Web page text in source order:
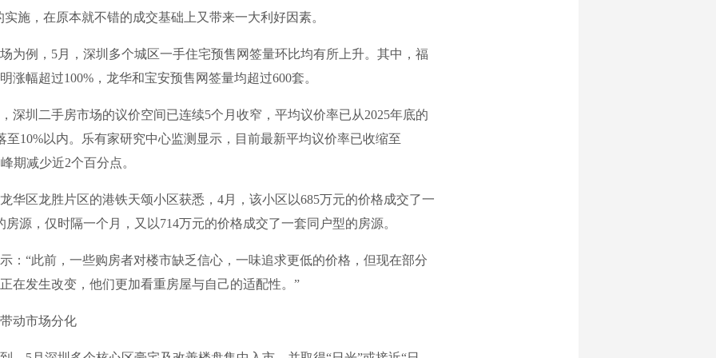
实施，在原本就不错的成交基础上又带来一大利好因素。
，5月，深圳多个城区一手住宅预售网签量环比均有所上升。其中，福
涨幅超过100%，龙华和宝安预售网签量均超过600套。
二手房市场的议价空间已连续5个月收窄，平均议价率已从2025年底的
至10%以内。乐有家研究中心监测显示，目前最新平均议价率已收缩至
期减少近2个百分点。
龙胜片区的港铁天颂小区获悉，4月，该小区以685万元的价格成交了一
房源，仅时隔一个月，又以714万元的价格成交了一套同户型的房源。
此前，一些购房者对楼市缺乏信心，一味追求更低的价格，但现在部分
在发生改变，他们更加看重房屋与自己的适配性。”
市场分化